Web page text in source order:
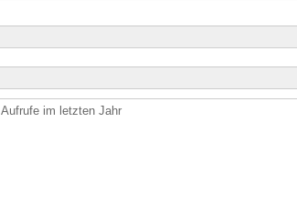
Aufrufe im letzten Jahr